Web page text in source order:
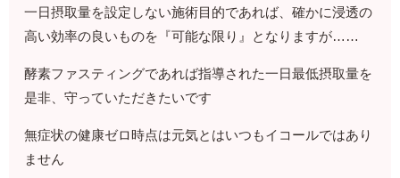
一日摂取量を設定しない施術目的であれば、確かに浸透の
高い効率の良いものを『可能な限り』となりますが……
酵素ファスティングであれば指導された一日最低摂取量を
是非、守っていただきたいです
無症状の健康ゼロ時点は元気とはいつもイコールではあり
ません